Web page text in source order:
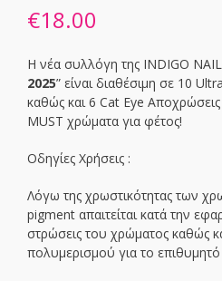
€18.00
Η νέα συλλόγη της INDIGO
2025” είναι διαθέσιμη σε 10
καθώς και 6 Cat Eye
MUST χρώματα για φέτος!
Οδηγίες Χρήσεις :
Λόγω της χρωστικότητας των
pigment απαιτείται κατά την
στρώσεις του χρώματος καθώς
πολυμερισμού για το